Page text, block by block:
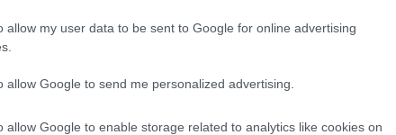
allow my user data to be sent to Google for online advertising
allow Google to send me personalized advertising.
allow Google to enable storage related to analytics like cookies on
seri.
o dalla Ue – non è folle sino a questo
essere servi o alleati della Nato?
europea o meri esecutori di decisioni
e diversamente europei. Sarà